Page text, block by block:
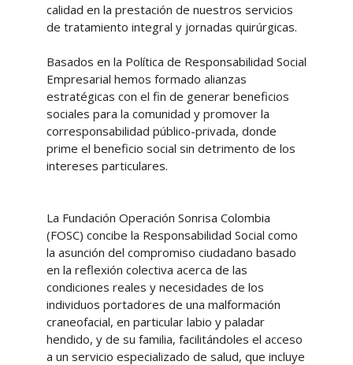
calidad en la prestación de nuestros servicios
de tratamiento integral y jornadas quirúrgicas.
Basados en la Política de Responsabilidad Social
Empresarial hemos formado alianzas
estratégicas con el fin de generar beneficios
sociales para la comunidad y promover la
corresponsabilidad público-privada, donde
prime el beneficio social sin detrimento de los
intereses particulares.
La Fundación Operación Sonrisa Colombia
(FOSC) concibe la Responsabilidad Social como
la asunción del compromiso ciudadano basado
en la reflexión colectiva acerca de las
condiciones reales y necesidades de los
individuos portadores de una malformación
craneofacial, en particular labio y paladar
hendido, y de su familia, facilitándoles el acceso
a un servicio especializado de salud, que incluye